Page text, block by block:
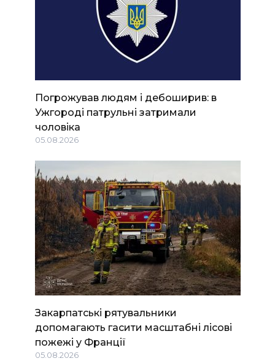
Погрожував людям і дебоширив: в
Ужгороді патрульні затримали
чоловіка
05.08.2026
Закарпатські рятувальники
допомагають гасити масштабні лісові
пожежі у Франції
05.08.2026